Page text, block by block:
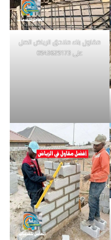
مقاول بناء ملاحق الرياض اتصل
على 0543625173